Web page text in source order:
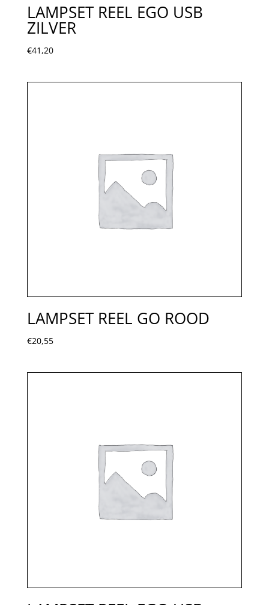
LAMPSET REEL EGO USB
ZILVER
€41,20
LAMPSET REEL GO ROOD
€20,55